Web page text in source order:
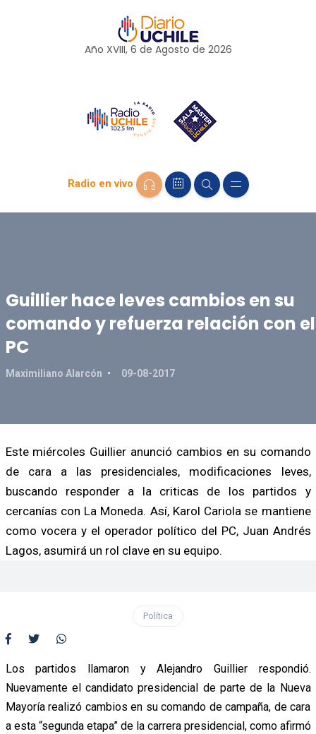
Año XVIII, 6 de Agosto de 2026
Radio en vivo
Guillier hace leves cambios en su
comando y refuerza relación con el
PC
Maximiliano Alarcón 09-08-2017
Este miércoles Guillier anunció cambios en su comando
de cara a las presidenciales, modificaciones leves,
buscando responder a la criticas de los partidos y
cercanías con La Moneda. Así, Karol Cariola se mantiene
como vocera y el operador político del PC, Juan Andrés
Lagos, asumirá un rol clave en su equipo.
Política
Los partidos llamaron y Alejandro Guillier respondió.
Nuevamente el candidato presidencial de parte de la Nueva
Mayoría realizó cambios en su comando de campaña, de cara
a esta “segunda etapa” de la carrera presidencial, como afirmó